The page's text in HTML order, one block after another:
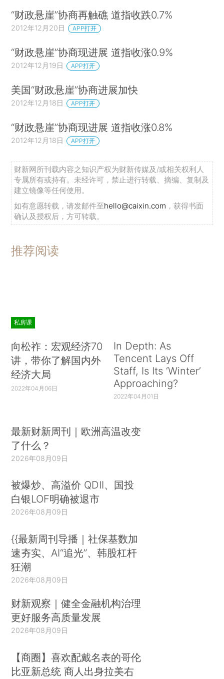
“财政悬崖”协商再触礁 道指收跌0.7%
2012年12月20日 APP打开
“财政悬崖”协商现进展 道指收涨0.9%
2012年12月19日 APP打开
美国“财政悬崖”协商进展加快
2012年12月18日 APP打开
“财政悬崖”协商现进展 道指收涨0.8%
2012年12月18日 APP打开
财新网所刊载内容之知识产权为财新传媒及/或相关权利人
专属所有或持有。未经许可，禁止进行转载、摘编、复制及
建立镜像等任何使用。
如有意愿转载，请发邮件至hello@caixin.com ，获得书面
确认及授权后，方可转载。
推荐阅读
私房课
向松祚：宏观经济70
讲，带你了解国内外
经济大局
2022年04月06日
In Depth: As
Tencent Lays Off
Staff, Is Its ‘Winter’
Approaching?
2022年04月01日
最新财新周刊｜欧洲高温改变
了什么？
2026年08月09日
被爆炒、高溢价 QDII、国投
白银LOF明确被退市
2026年08月09日
{{最新周刊导播｜社保基数加
速夯实、AI“追光”、韩股杠杆
狂潮
2026年08月09日
财新观察｜健全金融机构治理
更好服务高质量发展
2026年08月09日
【商圈】喜欢配戴名表的哥伦
比亚新总统 商人出身拉美右